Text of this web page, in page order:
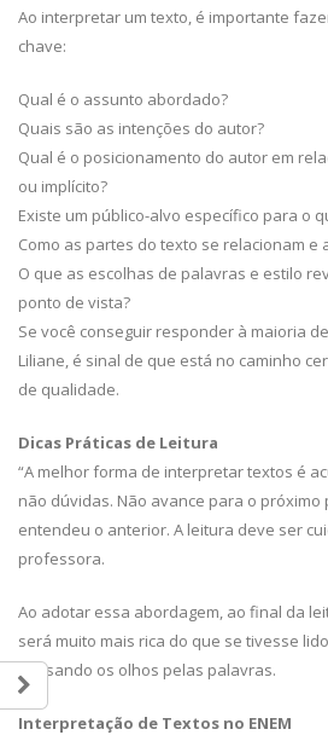
Ao interpretar um texto, é importante
chave:
Qual é o assunto abordado?
Quais são as intenções do autor?
Qual é o posicionamento do autor em
ou implícito?
Existe um público-alvo específico para o
Como as partes do texto se relacionam e
O que as escolhas de palavras e estilo
ponto de vista?
Se você conseguir responder à maioria
Liliane, é sinal de que está no caminho
de qualidade.
Dicas Práticas de Leitura
“A melhor forma de interpretar textos é
não dúvidas. Não avance para o
entendeu o anterior. A leitura deve ser
professora.
Ao adotar essa abordagem, ao final da
será muito mais rica do que se tivesse
passando os olhos pelas palavras.
Interpretação de Textos no ENEM